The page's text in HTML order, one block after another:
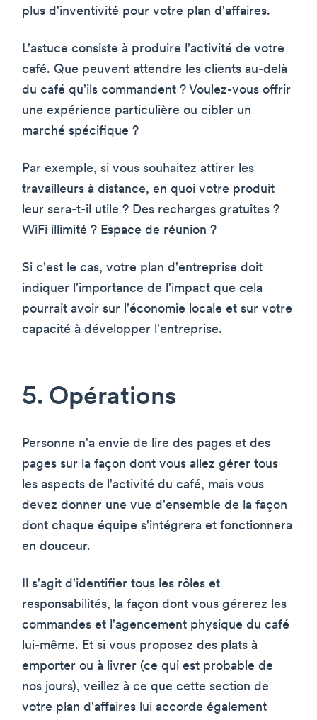
plus d'inventivité pour votre plan d'affaires.
L'astuce consiste à produire l'activité de votre
café. Que peuvent attendre les clients au-delà
du café qu'ils commandent ? Voulez-vous offrir
une expérience particulière ou cibler un
marché spécifique ?
Par exemple, si vous souhaitez attirer les
travailleurs à distance, en quoi votre produit
leur sera-t-il utile ? Des recharges gratuites ?
WiFi illimité ? Espace de réunion ?
Si c'est le cas, votre plan d'entreprise doit
indiquer l'importance de l'impact que cela
pourrait avoir sur l'économie locale et sur votre
capacité à développer l'entreprise.
5. Opérations
Personne n'a envie de lire des pages et des
pages sur la façon dont vous allez gérer tous
les aspects de l'activité du café, mais vous
devez donner une vue d'ensemble de la façon
dont chaque équipe s'intégrera et fonctionnera
en douceur.
Il s'agit d'identifier tous les rôles et
responsabilités, la façon dont vous gérerez les
commandes et l'agencement physique du café
lui-même. Et si vous proposez des plats à
emporter ou à livrer (ce qui est probable de
nos jours), veillez à ce que cette section de
votre plan d'affaires lui accorde également